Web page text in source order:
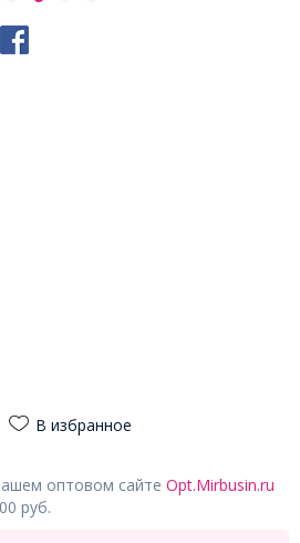
В избранное
оптовом сайте Opt.Mirbusin.ru
руб.